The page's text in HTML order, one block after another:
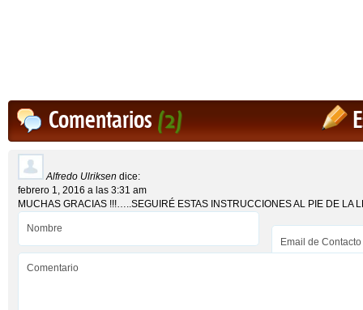
Comentarios(2)
Alfredo Ulriksen dice:
febrero 1, 2016 a las 3:31 am
MUCHAS GRACIAS !!!…..SEGUIRÉ ESTAS INSTRUCCIONES AL PIE DE LA